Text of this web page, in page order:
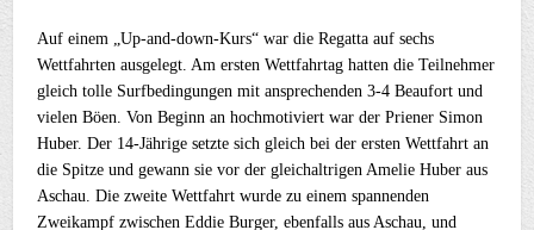
Auf einem „Up-and-down-Kurs“ war die Regatta auf sechs
Wettfahrten ausgelegt. Am ersten Wettfahrtag hatten die Teilnehmer
gleich tolle Surfbedingungen mit ansprechenden 3-4 Beaufort und
vielen Böen. Von Beginn an hochmotiviert war der Priener Simon
Huber. Der 14-Jährige setzte sich gleich bei der ersten Wettfahrt an
die Spitze und gewann sie vor der gleichaltrigen Amelie Huber aus
Aschau. Die zweite Wettfahrt wurde zu einem spannenden
Zweikampf zwischen Eddie Burger, ebenfalls aus Aschau, und